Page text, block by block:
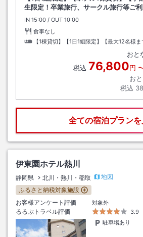
生限定！卒業旅行、サークル旅行等ご
IN チェックイン
15:00 / OUT チェックアウト
10:00
食事なし
【1棟貸切】【1日1組限定】【最大12名様ま
おと
税込 76,800円
お
税込
全ての宿泊プランを
伊東園ホテル熱川
静岡県 北川・熱川・稲取
地図
ふるさと納税対象施設
お客様アンケート評価
対象外
るるぶトラベル評価
3.9
駐車場あり